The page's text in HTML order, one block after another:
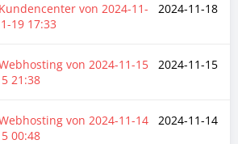
2024-11-18
von 2024-11-
19 17:33
2024-11-15
von 2024-11-15
21:38
2024-11-14
von 2024-11-14
00:48